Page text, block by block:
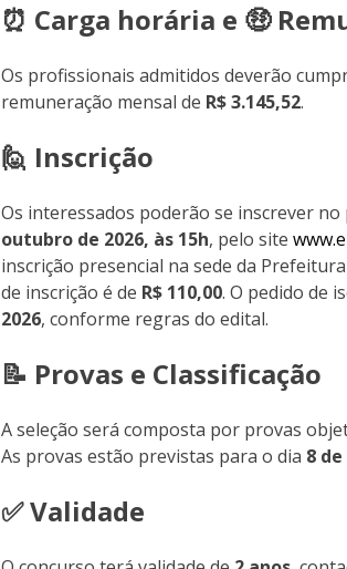
⏰ Carga horária e 🤑
Os profissionais admitidos deverão
remuneração mensal de R$ 3.145,52.
🙋 Inscrição
Os interessados poderão se inscrever no
outubro de 2026, às 15h, pelo site
inscrição presencial na sede da
de inscrição é de R$ 110,00. O pedido de
2026, conforme regras do edital.
📝 Provas e Classificação
A seleção será composta por provas
As provas estão previstas para o dia 8
✅ Validade